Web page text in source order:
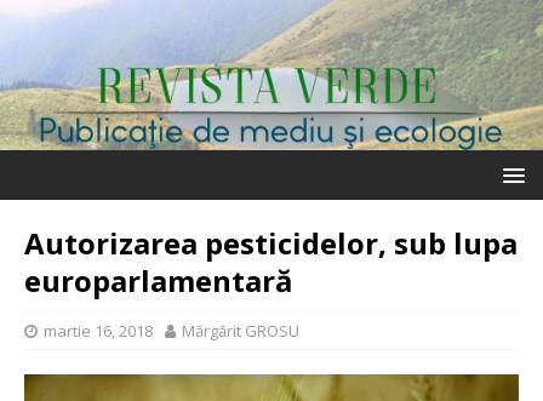
Autorizarea pesticidelor, sub lupa
europarlamentară
martie 16, 2018 Mărgărit GROSU